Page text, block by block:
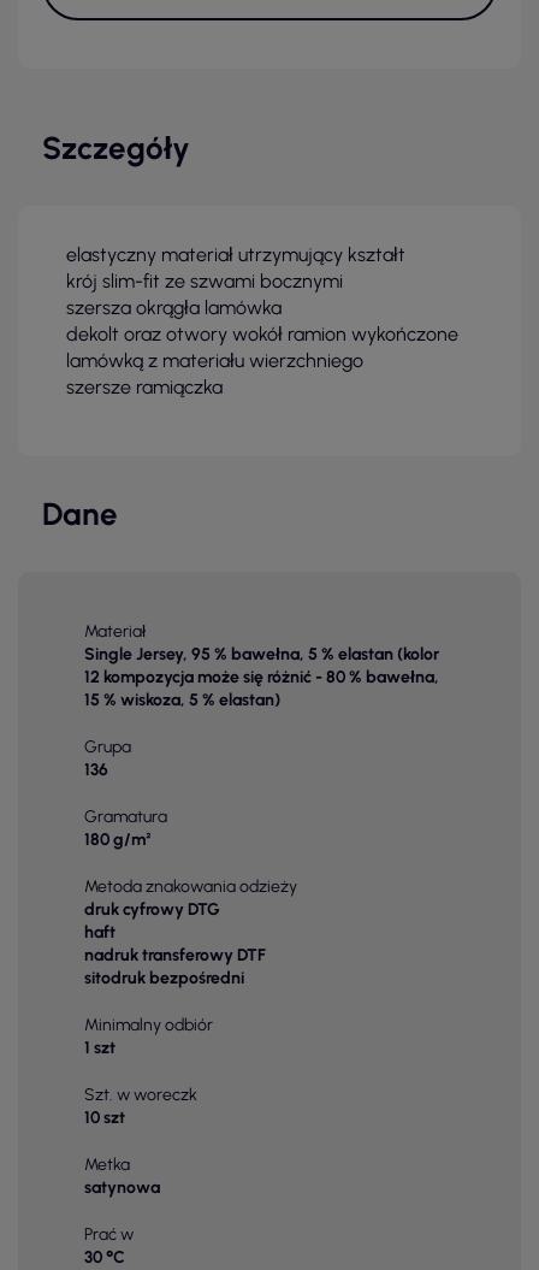
Szczegóły
elastyczny materiał utrzymujący kształt
krój slim-fit ze szwami bocznymi
szersza okrągła lamówka
dekolt oraz otwory wokół ramion wykończone
lamówką z materiału wierzchniego
szersze ramiączka
Dane
Materiał
Single Jersey, 95 % bawełna, 5 % elastan (kolor
12 kompozycja może się różnić - 80 % bawełna,
15 % wiskoza, 5 % elastan)
Grupa
136
Gramatura
180 g/m²
Metoda znakowania odzieży
druk cyfrowy DTG
haft
nadruk transferowy DTF
sitodruk bezpośredni
Minimalny odbiór
1 szt
Szt. w woreczk
10 szt
Metka
satynowa
Prać w
30 °C